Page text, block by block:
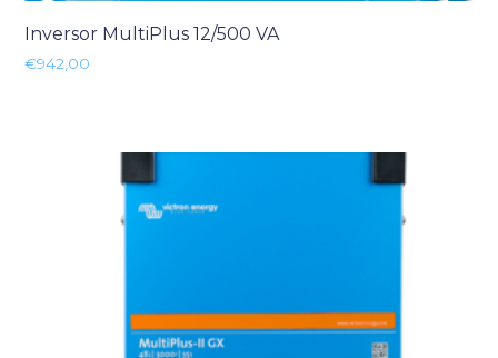
Inversor MultiPlus 12/500 VA
€942,00